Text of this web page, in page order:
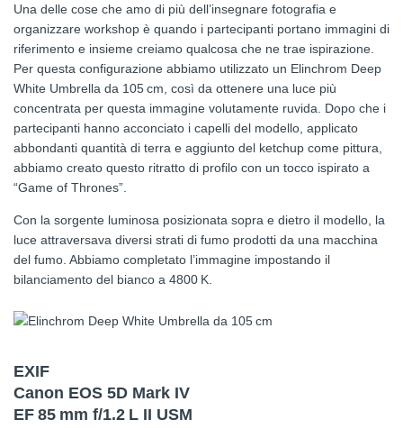
Una delle cose che amo di più dell’insegnare fotografia e
organizzare workshop è quando i partecipanti portano immagini di
riferimento e insieme creiamo qualcosa che ne trae ispirazione.
Per questa configurazione abbiamo utilizzato un Elinchrom Deep
White Umbrella da 105 cm, così da ottenere una luce più
concentrata per questa immagine volutamente ruvida. Dopo che i
partecipanti hanno acconciato i capelli del modello, applicato
abbondanti quantità di terra e aggiunto del ketchup come pittura,
abbiamo creato questo ritratto di profilo con un tocco ispirato a
“Game of Thrones”.
Con la sorgente luminosa posizionata sopra e dietro il modello, la
luce attraversava diversi strati di fumo prodotti da una macchina
del fumo. Abbiamo completato l’immagine impostando il
bilanciamento del bianco a 4800 K.
EXIF
Canon EOS 5D Mark IV
EF 85 mm f/1.2 L II USM